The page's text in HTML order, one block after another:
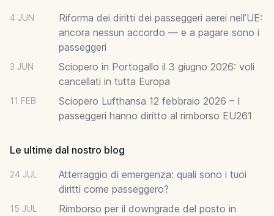
4 JUN
Riforma dei diritti dei passeggeri aerei nell’UE:
ancora nessun accordo — e a pagare sono i
passeggeri
3 JUN
Sciopero in Portogallo il 3 giugno 2026: voli
cancellati in tutta Europa
11 FEB
Sciopero Lufthansa 12 febbraio 2026 – I
passeggeri hanno diritto al rimborso EU261
Le ultime dal nostro blog
24 JUL
Atterraggio di emergenza: quali sono i tuoi
diritti come passeggero?
15 JUL
Rimborso per il downgrade del posto in